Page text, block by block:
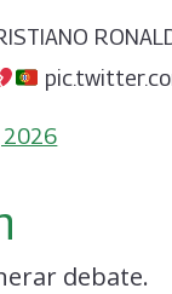
2026
debate.